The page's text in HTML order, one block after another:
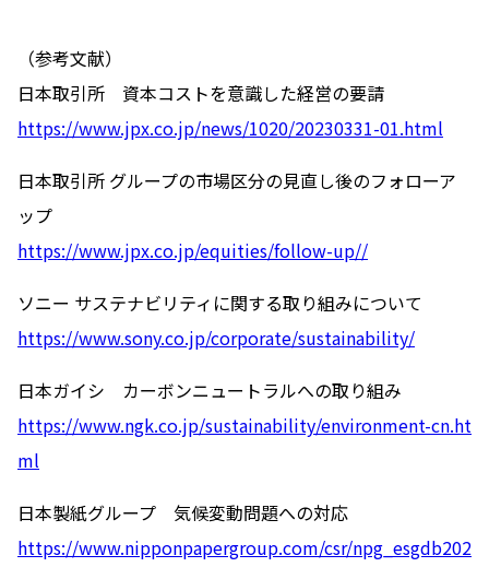
（参考文献）
日本取引所 資本コストを意識した経営の要請
https://www.jpx.co.jp/news/1020/20230331-01.html
日本取引所 グループの市場区分の見直し後のフォローア
ップ
https://www.jpx.co.jp/equities/follow-up//
ソニー サステナビリティに関する取り組みについて
https://www.sony.co.jp/corporate/sustainability/
日本ガイシ カーボンニュートラルへの取り組み
https://www.ngk.co.jp/sustainability/environment-cn.ht
ml
日本製紙グループ 気候変動問題への対応
https://www.nipponpapergroup.com/csr/npg_esgdb202